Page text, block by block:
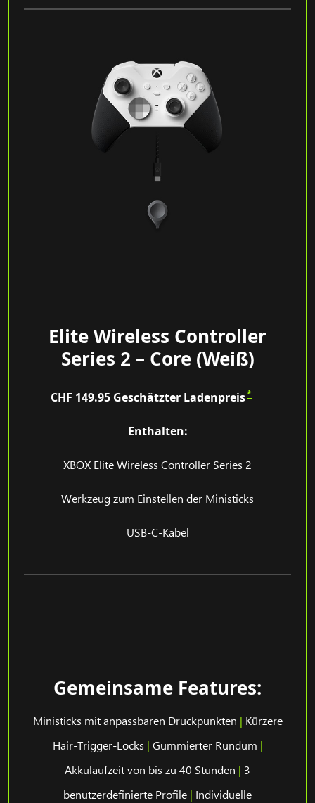
Elite Wireless Controller
Series 2 – Core (Weiß)
CHF 149.95 Geschätzter Ladenpreis*
Enthalten:
XBOX Elite Wireless Controller Series 2
Werkzeug zum Einstellen der Ministicks
USB-C-Kabel
Gemeinsame Features:
Ministicks mit anpassbaren Druckpunkten | Kürzere
Hair-Trigger-Locks | Gummierter Rundum |
Akkulaufzeit von bis zu 40 Stunden | 3
benutzerdefinierte Profile | Individuelle